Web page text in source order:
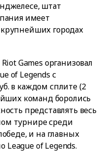
штат
имеет
городах
Games организовал
of Legends с
в каждом сплите (2
команд боролись
представлять весь
турнире среди
и на главных
of Legends.